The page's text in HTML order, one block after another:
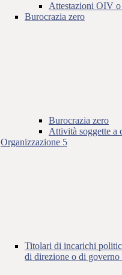
Attestazioni OIV o
Burocrazia zero
Burocrazia zero
Attività soggette a
Organizzazione 5
Titolari di incarichi
di direzione o di governo